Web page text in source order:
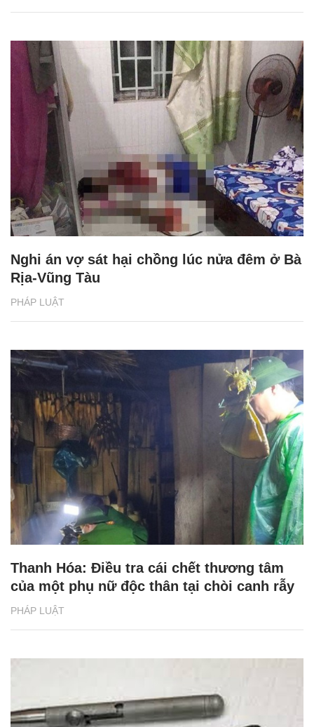
PHÁP LUẬT
Nghi án vợ sát hại chồng lúc nửa đêm ở Bà
Rịa-Vũng Tàu
PHÁP LUẬT
Thanh Hóa: Điều tra cái chết thương tâm
của một phụ nữ độc thân tại chòi canh rẫy